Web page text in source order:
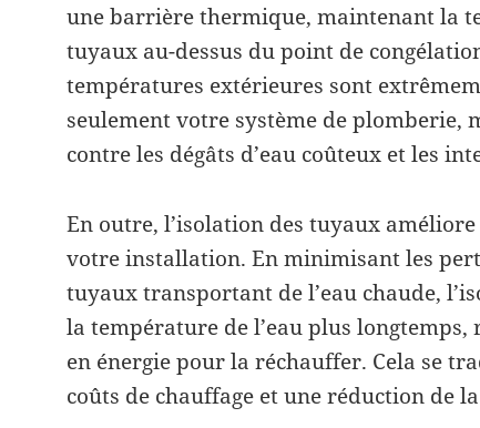
une barrière thermique, maintenant la
tuyaux au-dessus du point de
températures extérieures sont
seulement votre système de plomberie,
contre les dégâts d’eau coûteux et les
En outre, l’isolation des tuyaux
votre installation. En minimisant les
tuyaux transportant de l’eau chaude,
la température de l’eau plus
en énergie pour la réchauffer. Cela se
coûts de chauffage et une réduction de